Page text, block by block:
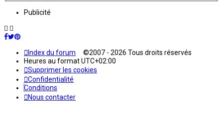
Publicité
Index du forum ©2007 - 2026 Tous droits réservés
Heures au formatUTC+02:00
Supprimer les cookies
Confidentialité
Conditions
Nous contacter